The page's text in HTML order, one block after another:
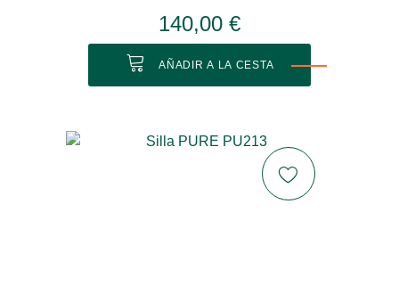
140,00 €
AÑADIR A LA CESTA